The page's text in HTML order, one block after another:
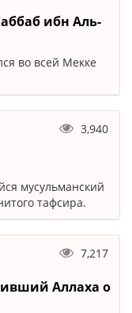
ибн Аль-
во всей Мекке
3,940
мусульманский
тафсира.
7,217